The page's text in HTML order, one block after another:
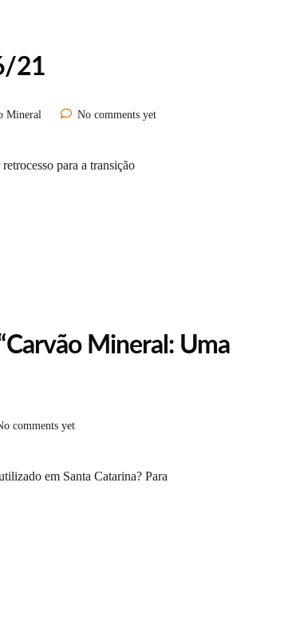
21
Mineral No comments yet
para a transição
Mineral: Uma
comments yet
em Santa Catarina? Para